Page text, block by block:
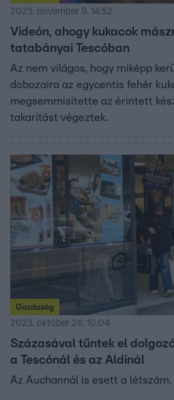
2023. november 9. 14:52
Videón, ahogy kukacok
tatabányai Tescóban
Az nem világos, hogy miképp
dobozaira az egycentis fehér
megsemmisítette az érintett
takarítást végeztek.
Gazdaság
2023. október 26. 10:04
Százasával tűntek el
a Tescónál és az Aldinál
Az Auchannál is esett a létszám.